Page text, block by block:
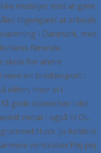
medaljer med at gøre
tilgengæld at arbejde
i Danmark, med
førende
skole for andre
være en breddesport i
eliten, hvor vi i
gode oplevelser i det
metal - også til OL,
Husk: Jo koldere
venskaber.Pøj pøj